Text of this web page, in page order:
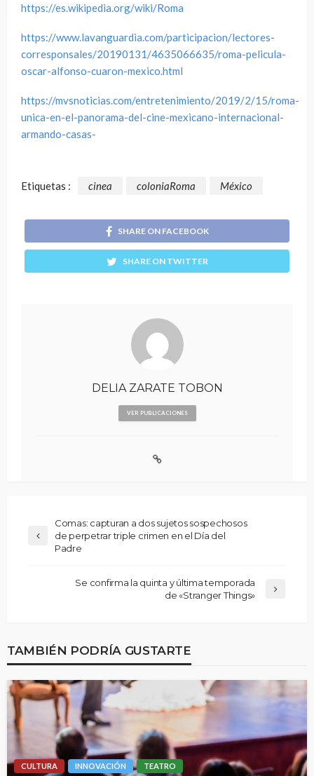
https://es.wikipedia.org/wiki/Roma
https://www.lavanguardia.com/participacion/lectores-
corresponsales/20190131/4635066635/roma-pelicula-
oscar-alfonso-cuaron-mexico.html
https://mvsnoticias.com/entretenimiento/2019/2/15/roma-
unica-en-el-panorama-del-cine-mexicano-internacional-
armando-casas-
Etiquetas : cinea coloniaRoma México
SHARE ON FACEBOOK
SHARE ON TWITTER
DELIA ZARATE TOBON
VER PUBLICACIONES
Comas: capturan a dos sujetos sospechosos
de perpetrar triple crimen en el Día del
Padre
Se confirma la quinta y última temporada
de «Stranger Things»
TAMBIÉN PODRÍA GUSTARTE
CULTURA INNOVACIÓN TEATRO